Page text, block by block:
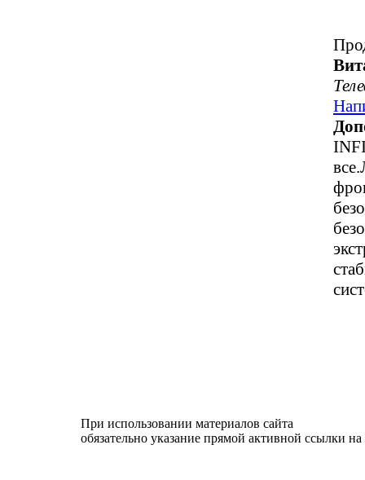
При использовании материалов сайта
обязательно указание прямой активной ссылки на